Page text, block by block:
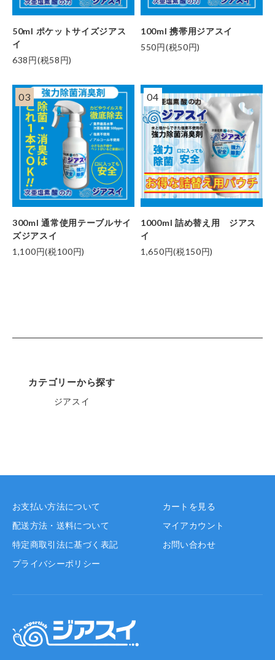
50ml ポケットサイズジアス
イ
638円(税58円)
100ml 携帯用ジアスイ
550円(税50円)
03
300ml 通常使用テーブルサイ
ズジアスイ
1,100円(税100円)
04
1000ml 詰め替え用 ジアス
イ
1,650円(税150円)
カテゴリーから探す
ジアスイ
お支払い方法について
配送方法・送料について
特定商取引法に基づく表記
プライバシーポリシー
カートを見る
マイアカウント
お問い合わせ